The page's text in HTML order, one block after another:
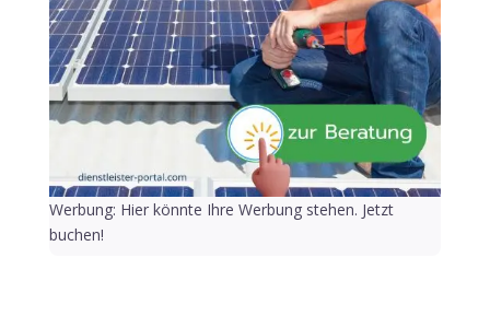
Werbung: Hier könnte Ihre Werbung stehen. Jetzt
buchen!